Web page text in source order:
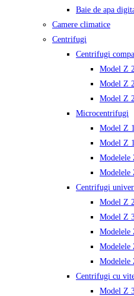
Baie de apa
Camere climatice
Centrifugi
Centrifugi
Model Z
Model Z
Model Z
Microcentrifugi
Model Z
Model Z
Centrifugi
Model Z
Model Z
Modelele
Modelele
Modelele
Centrifugi cu
Model Z